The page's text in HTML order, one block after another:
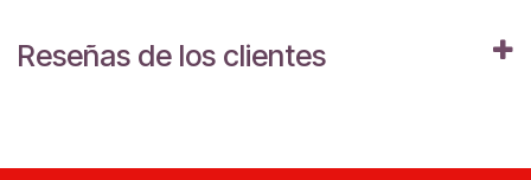
Reseñas de los clientes